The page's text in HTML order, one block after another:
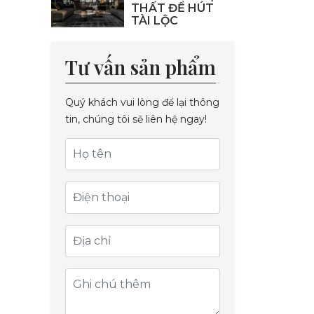
THẤT ĐỂ HÚT
TÀI LỘC
Tư vấn sản phẩm
Quý khách vui lòng để lại thông
tin, chúng tôi sẽ liên hệ ngay!